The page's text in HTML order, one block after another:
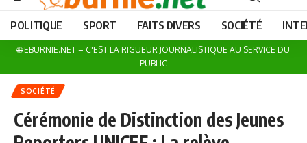
Font
Resizer
POLITIQUE SPORT FAITS DIVERS SOCIÉTÉ
🌐 EBURNIE.NET – C'EST LA RIGUEUR JOURNALISTIQUE AU SERVICE DU
PUBLIC
SOCIÉTÉ
Cérémonie de Distinction des Jeunes